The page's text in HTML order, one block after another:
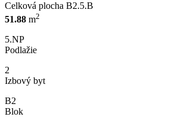
Celková plocha B2.5.B
51.88 m2
5.NP
Podlažie
2
Izbový byt
B2
Blok